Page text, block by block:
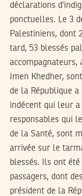
déclarations
ponctuelles. Le 3
Palestiniens, dont
tard, 53 blessés
accompagnateurs,
Imen Khedher,
de la République a
indécent qui leur
responsables qui
de la Santé, sont
arrivée sur le
blessés. Ils ont
passagers, dont
président de la